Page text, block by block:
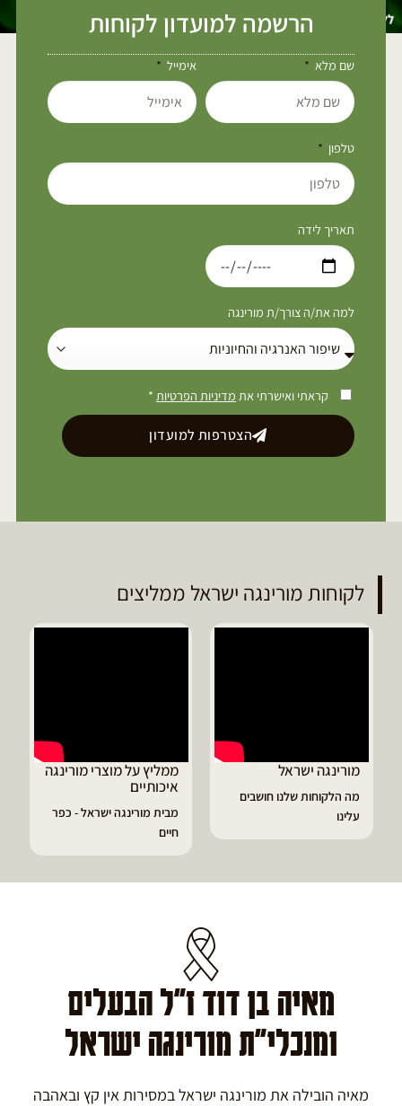
הרשמה למועדון לקוחות
שם מלא אימייל
טלפון
תאריך לידה
למה את/ה צורך/ת מורינגה
קראתי ואישרתי את מדיניות הפרטיות*
הצטרפות למועדון
לקוחות מורינגה ישראל ממליצים
מורינגה ישראל
מה הלקוחות שלנו חושבים
עלינו
ממליץ על מוצרי מורינגה
איכותיים
מבית מורינגה ישראל - כפר
חיים
מאיה בן דוד ז"ל הבעלים
ומנכלי"ת מורינגה ישראל
מאיה הובילה את מורינגה ישראל במסירות אין קץ ובאהבה